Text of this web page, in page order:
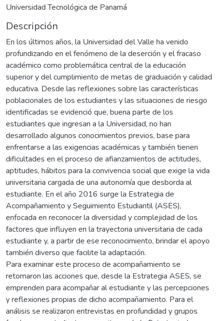
Universidad Tecnológica de Panamá
Descripción
En los últimos años, la Universidad del Valle ha venido
profundizando en el fenómeno de la deserción y el fracaso
académico como problemática central de la educación
superior y del cumplimiento de metas de graduación y calidad
educativa. Desde las reflexiones sobre las características
poblacionales de los estudiantes y las situaciones de riesgo
identificadas se evidenció que, buena parte de los
estudiantes que ingresan a la Universidad, no han
desarrollado algunos conocimientos previos, base para
enfrentarse a las exigencias académicas y también tienen
dificultades en el proceso de afianzamientos de actitudes,
aptitudes, hábitos para la convivencia social que exige la vida
universitaria cargada de una autonomía que desborda al
estudiante. En el año 2016 surge la Estrategia de
Acompañamiento y Seguimiento Estudiantil (ASES),
enfocada en reconocer la diversidad y complejidad de los
factores que influyen en la trayectoria universitaria de cada
estudiante y, a partir de ese reconocimiento, brindar el apoyo
también diverso que facilite la adaptación.
Para examinar este proceso de acompañamiento se
retomaron las acciones que, desde la Estrategia ASES, se
emprenden para acompañar al estudiante y las percepciones
y reflexiones propias de dicho acompañamiento. Para el
análisis se realizaron entrevistas en profundidad y grupos